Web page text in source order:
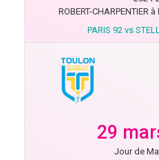
ROBERT-CHARPENTIER
PARIS 92 vs
29
Jour de